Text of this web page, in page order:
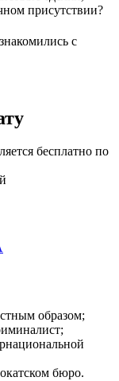
присутствии?
с
бесплатно по
образом;
бюро.